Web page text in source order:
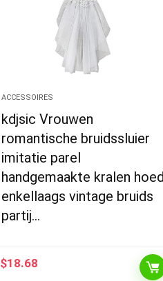
ACCESSOIRES
kdjsic Vrouwen
romantische bruidssluier
imitatie parel
handgemaakte kralen hoed
enkellaags vintage bruids
partij…
$18.68